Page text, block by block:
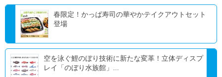
春限定！かっぱ寿司の華やかテイクアウトセット
登場
空を泳ぐ鯉のぼり技術に新たな変革！立体ディスプ
レイ「のぼり水族館」...